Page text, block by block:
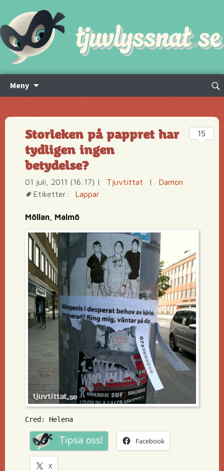
Meny
innehåll
Sök
Storleken på pappret har
tydligen ingen
betydelse?
01 juli, 2011 (16:17) | Tjuvtittat |
Damon
Etiketter:
Lappar
Möllan, Malmö
Cred: Helena
Tipsa oss! Facebook
X
15